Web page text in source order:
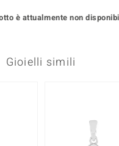
è attualmente non
Gioielli simili